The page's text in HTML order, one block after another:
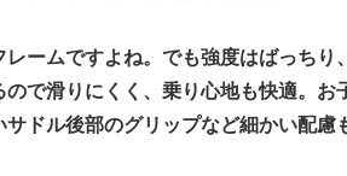
ームですよね。でも強度はばっちり
で滑りにくく、乗り心地も快適。お
ドル後部のグリップなど細かい配慮